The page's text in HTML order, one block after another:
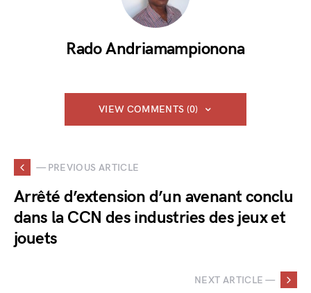
Rado Andriamampionona
VIEW COMMENTS (0)
— PREVIOUS ARTICLE
Arrêté d’extension d’un avenant conclu
dans la CCN des industries des jeux et
jouets
NEXT ARTICLE —